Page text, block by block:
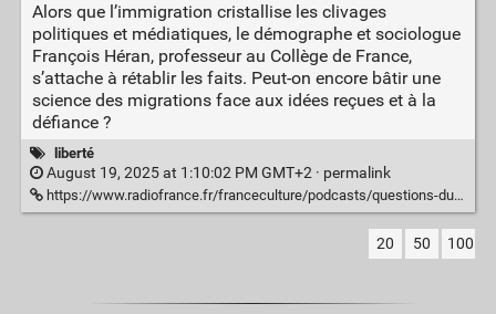
Alors que l’immigration cristallise les clivages
politiques et médiatiques, le démographe et sociologue
François Héran, professeur au Collège de France,
s’attache à rétablir les faits. Peut-on encore bâtir une
science des migrations face aux idées reçues et à la
défiance ?
liberté
August 19, 2025 at 1:10:02 PM GMT+2 · permalink
https://www.radiofrance.fr/franceculture/podcasts/questions-du-soir-l-idee/une-science-des-migrations-est-elle-possible-1537280
20 50 100